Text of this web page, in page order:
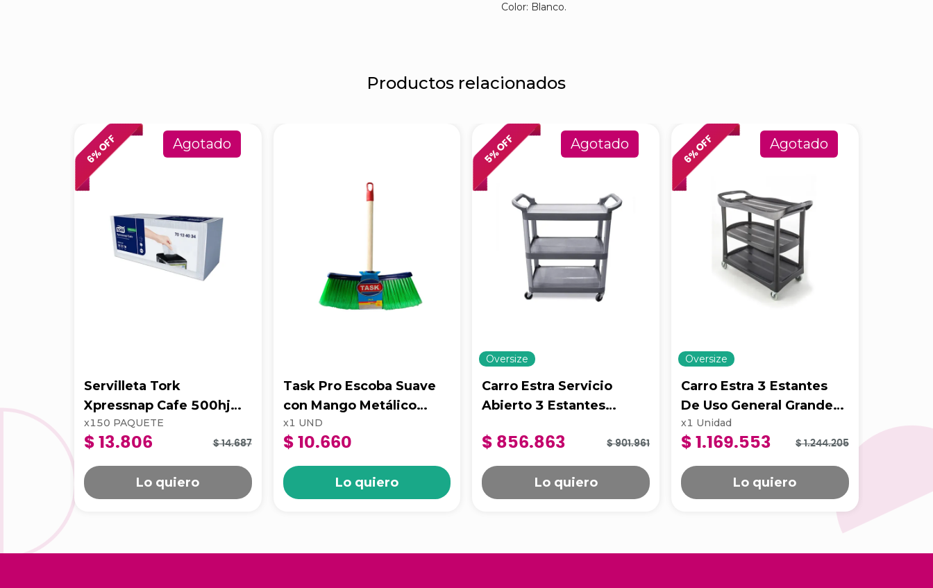
Color: Blanco.
Productos relacionados
6
% OFF Agotado
Servilleta Tork
Xpressnap Cafe 500hj
Blanca 202223
x150 PAQUETE
$ 13.806 $ 14.687
Lo quiero
Task Pro Escoba Suave
con Mango Metálico
Super Dalia
x1 UND
$ 10.660
Lo quiero
5
% OFF
Oversize
Agotado
Carro Estra Servicio
Abierto 3 Estantes
$ 856.863 $ 901.961
Lo quiero
6
% OFF
Oversize
Agotado
Carro Estra 3 Estantes
De Uso General Grande
Negro
x1 Unidad
$ 1.169.553 $ 1.244.205
Lo quiero
Unidad